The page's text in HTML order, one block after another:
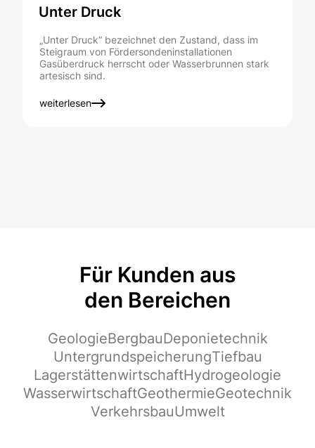
Unter Druck
„Unter Druck“ bezeichnet den Zustand, dass im
Steigraum von Fördersondeninstallationen
Gasüberdruck herrscht oder Wasserbrunnen stark
artesisch sind.
weiterlesen
Für Kunden aus
den Bereichen
GeologieBergbauDeponietechnik
UntergrundspeicherungTiefbau
LagerstättenwirtschaftHydrogeologie
WasserwirtschaftGeothermieGeotechnik
VerkehrsbauUmwelt